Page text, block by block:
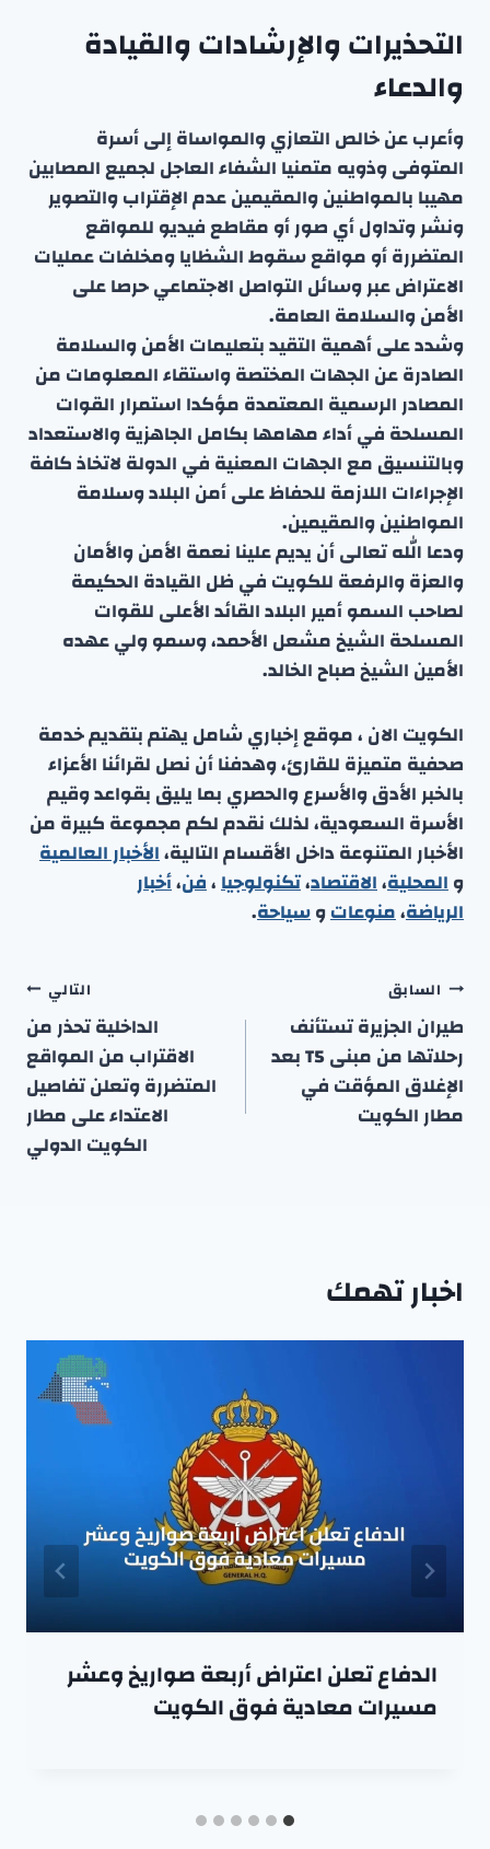
التحذيرات والإرشادات والقيادة
والدعاء
وأعرب عن خالص التعازي والمواساة إلى أسرة
المتوفى وذويه متمنيا الشفاء العاجل لجميع المصابين
مهيبا بالمواطنين والمقيمين عدم الإقتراب والتصوير
ونشر وتداول أي صور أو مقاطع فيديو للمواقع
المتضررة أو مواقع سقوط الشظايا ومخلفات عمليات
الاعتراض عبر وسائل التواصل الاجتماعي حرصا على
الأمن والسلامة العامة.
وشدد على أهمية التقيد بتعليمات الأمن والسلامة
الصادرة عن الجهات المختصة واستقاء المعلومات من
المصادر الرسمية المعتمدة مؤكدا استمرار القوات
المسلحة في أداء مهامها بكامل الجاهزية والاستعداد
وبالتنسيق مع الجهات المعنية في الدولة لاتخاذ كافة
الإجراءات اللازمة للحفاظ على أمن البلاد وسلامة
المواطنين والمقيمين.
ودعا الله تعالى أن يديم علينا نعمة الأمن والأمان
والعزة والرفعة للكويت في ظل القيادة الحكيمة
لصاحب السمو أمير البلاد القائد الأعلى للقوات
المسلحة الشيخ مشعل الأحمد، وسمو ولي عهده
الأمين الشيخ صباح الخالد.
الكويت الان ، موقع إخباري شامل يهتم بتقديم خدمة
صحفية متميزة للقارئ، وهدفنا أن نصل لقرائنا الأعزاء
بالخبر الأدق والأسرع والحصري بما يليق بقواعد وقيم
الأسرة السعودية، لذلك نقدم لكم مجموعة كبيرة من
الأخبار المتنوعة داخل الأقسام التالية،الأخبار العالمية
والمحلية،الاقتصاد،تكنولوجيا،فن،أخبار
الرياضة،منوعاتوسياحة.
تصفّح
المقالات
السابق
طيران الجزيرة تستأنف
رحلاتها من مبنى T5 بعد
الإغلاق المؤقت في
مطار الكويت
التالي
الداخلية تحذر من
الاقتراب من المواقع
المتضررة وتعلن تفاصيل
الاعتداء على مطار
الكويت الدولي
اخبار تهمك
الدفاع تعلن اعتراض أربعة صواريخ وعشر
مسيرات معادية فوق الكويت